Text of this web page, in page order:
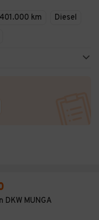
km
Diesel
DKW MUNGA